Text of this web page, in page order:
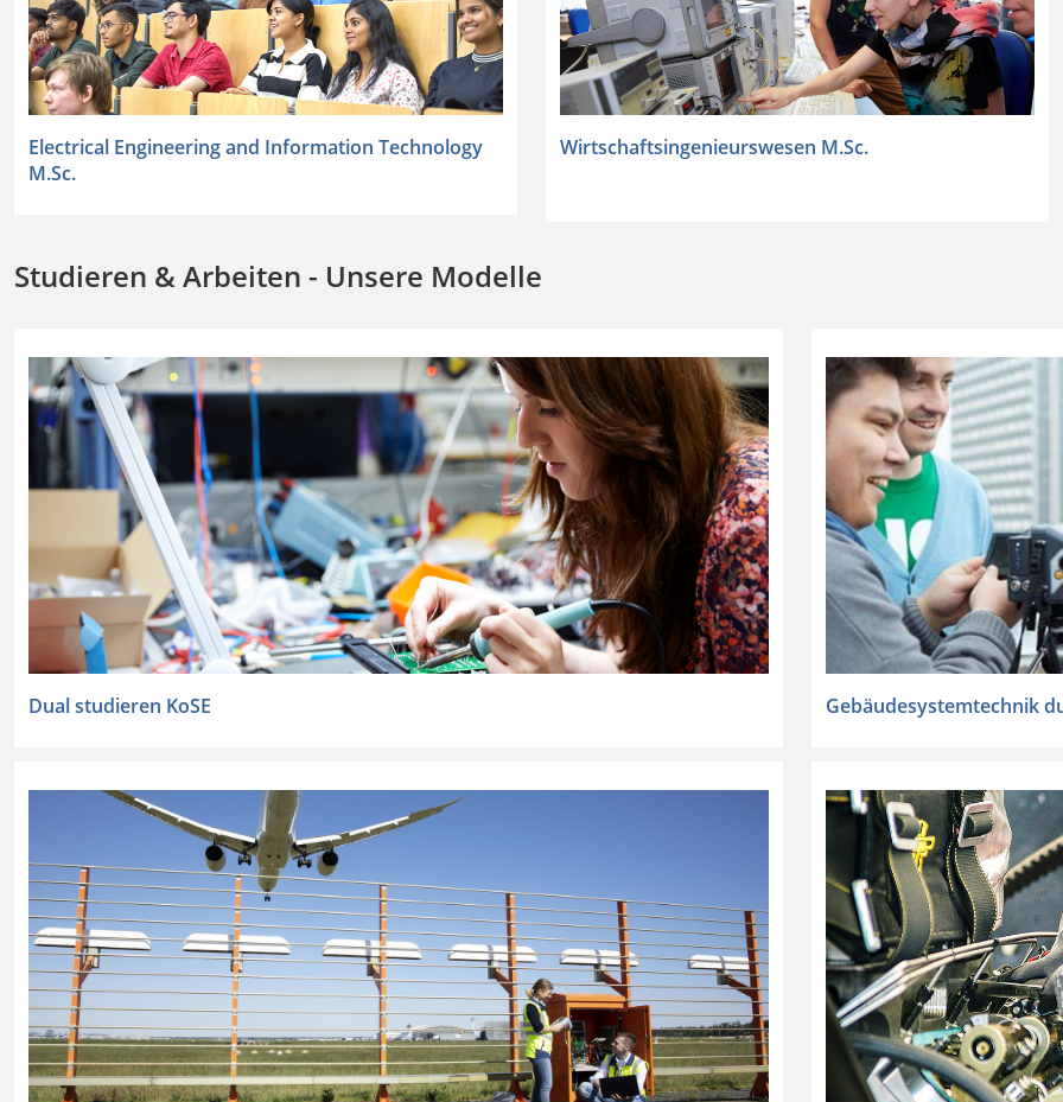
Electrical Engineering and Information Technology
M.Sc.
Wirtschaftsingenieurswesen M.Sc.
Studieren & Arbeiten - Unsere Modelle
Dual studieren KoSE Gebäudesystemtechnik